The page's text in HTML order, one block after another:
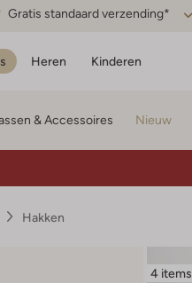
Gratis standaard verzending*
Heren Kinderen
& Accessoires Nieuw
Hakken
4 items